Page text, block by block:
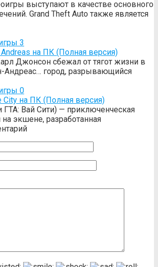
выступают в качестве основного
Grand Theft Auto также является
3
Andreas на ПК (Полная версия)
Джонсон сбежал от тягот жизни в
Андреас… город, разрывающийся
0
City на ПК (Полная версия)
ГТА: Вай Сити) — приключенческая
на экшене, разработанная